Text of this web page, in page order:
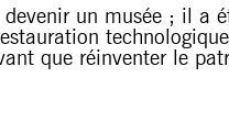
devenir un musée ; il
que réinventer le